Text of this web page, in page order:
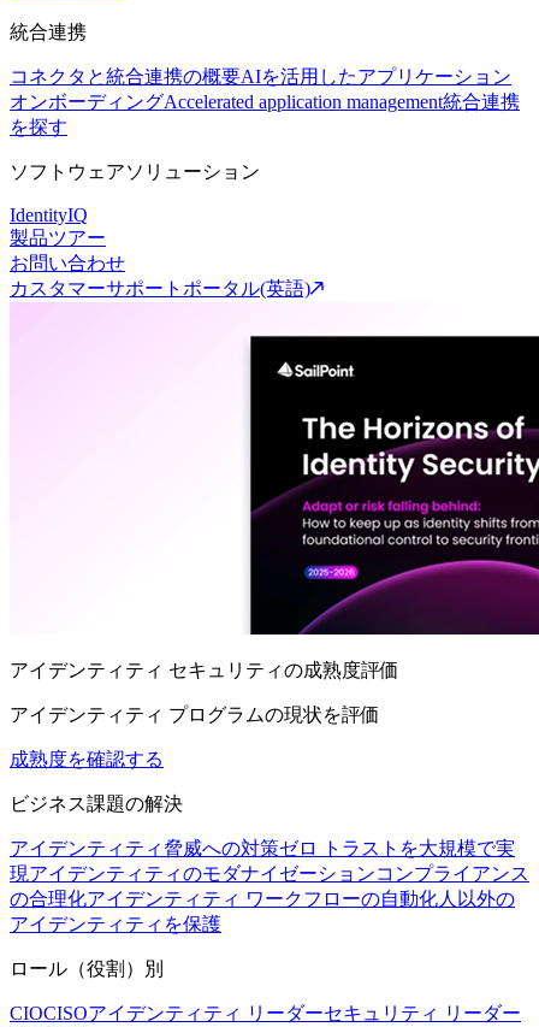
統合連携
コネクタと統合連携の概要AIを活用したアプリケーション
オンボーディングAccelerated application management統合連携
を探す
ソフトウェアソリューション
IdentityIQ
製品ツアー
お問い合わせ
カスタマーサポートポータル(英語)
アイデンティティ セキュリティの成熟度評価
アイデンティティ プログラムの現状を評価
成熟度を確認する
ビジネス課題の解決
アイデンティティ脅威への対策ゼロ トラストを大規模で実
現アイデンティティのモダナイゼーションコンプライアンス
の合理化アイデンティティ ワークフローの自動化人以外の
アイデンティティを保護
ロール（役割）別
CIOCISOアイデンティティ リーダーセキュリティ リーダー